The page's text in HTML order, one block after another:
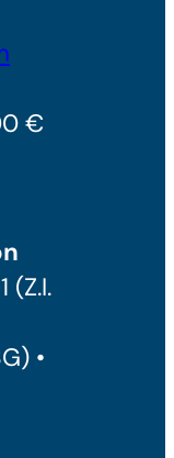
€
(Z.I.
•